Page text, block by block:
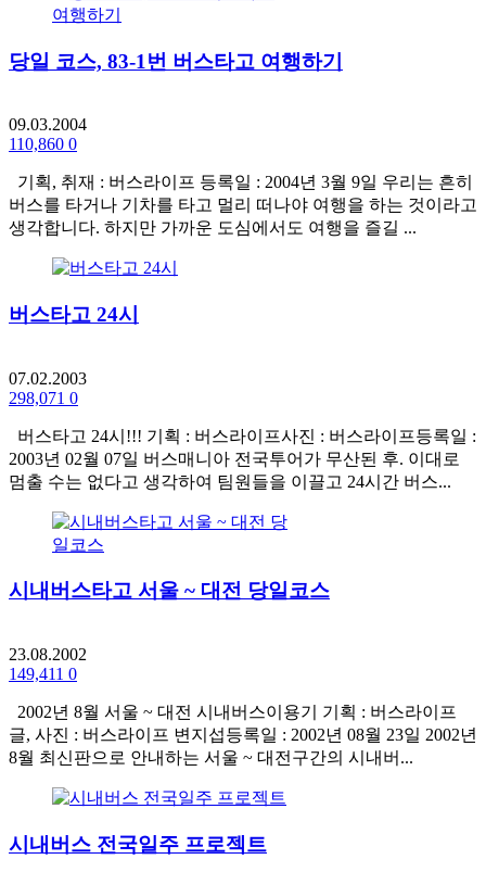
당일 코스, 83-1번 버스타고 여행하기
09.03.2004
110,860 0
기획, 취재 : 버스라이프 등록일 : 2004년 3월 9일 우리는 흔히
버스를 타거나 기차를 타고 멀리 떠나야 여행을 하는 것이라고
생각합니다. 하지만 가까운 도심에서도 여행을 즐길 ...
버스타고 24시
07.02.2003
298,071 0
버스타고 24시!!! 기획 : 버스라이프사진 : 버스라이프등록일 :
2003년 02월 07일 버스매니아 전국투어가 무산된 후. 이대로
멈출 수는 없다고 생각하여 팀원들을 이끌고 24시간 버스...
시내버스타고 서울 ~ 대전 당일코스
23.08.2002
149,411 0
2002년 8월 서울 ~ 대전 시내버스이용기 기획 : 버스라이프
글, 사진 : 버스라이프 변지섭등록일 : 2002년 08월 23일 2002년
8월 최신판으로 안내하는 서울 ~ 대전구간의 시내버...
시내버스 전국일주 프로젝트